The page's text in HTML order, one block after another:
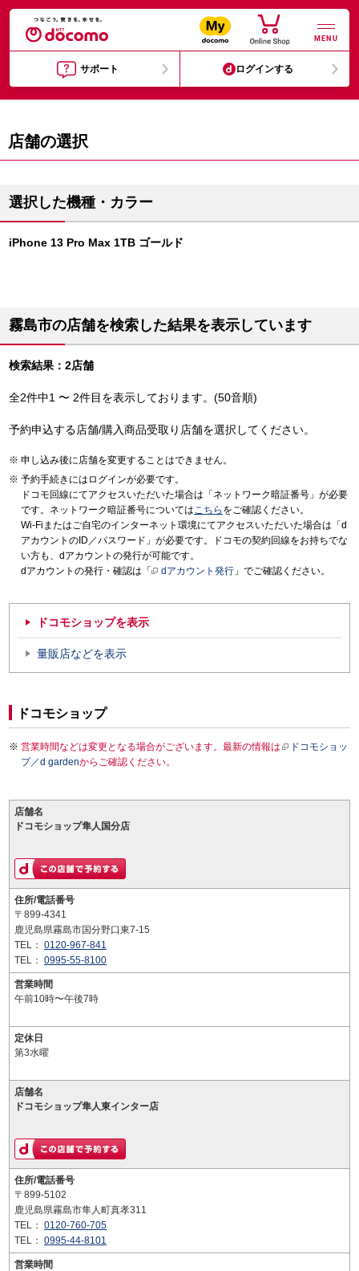
MENU
サポート ログインする
店舗の選択
選択した機種・カラー
iPhone 13 Pro Max 1TB ゴールド
霧島市の店舗を検索した結果を表示しています
検索結果：2店舗
全2件中1 〜 2件目を表示しております。(50音順)
予約申込する店舗/購入商品受取り店舗を選択してください。
申し込み後に店舗を変更することはできません。
予約手続きにはログインが必要です。
ドコモ回線にてアクセスいただいた場合は「ネットワーク暗証番号」が必要
です。ネットワーク暗証番号についてはこちら をご確認ください。
Wi-Fiまたはご自宅のインターネット環境にてアクセスいただいた場合は「d
アカウントのID／パスワード」が必要です。ドコモの契約回線をお持ちでな
い方も、dアカウントの発行が可能です。
dアカウントの発行・確認は「
dアカウント発行 」でご確認ください。
ドコモショップを表示
量販店などを表示
ドコモショップ
営業時間などは変更となる場合がございます。最新の情報は
ドコモショッ
プ／d gardenからご確認ください。
店舗名
ドコモショップ隼人国分店
住所/電話番号
〒899-4341
鹿児島県霧島市国分野口東7-15
TEL： 0120-967-841
TEL： 0995-55-8100
営業時間
午前10時〜午後7時
定休日
第3水曜
店舗名
ドコモショップ隼人東インター店
住所/電話番号
〒899-5102
鹿児島県霧島市隼人町真孝311
TEL： 0120-760-705
TEL： 0995-44-8101
営業時間